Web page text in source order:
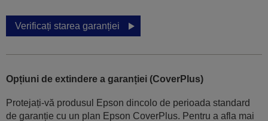
Verificați starea garanției
Opțiuni de extindere a garanției (CoverPlus)
Protejați-vă produsul Epson dincolo de perioada standard
de garanție cu un plan Epson CoverPlus. Pentru a afla mai